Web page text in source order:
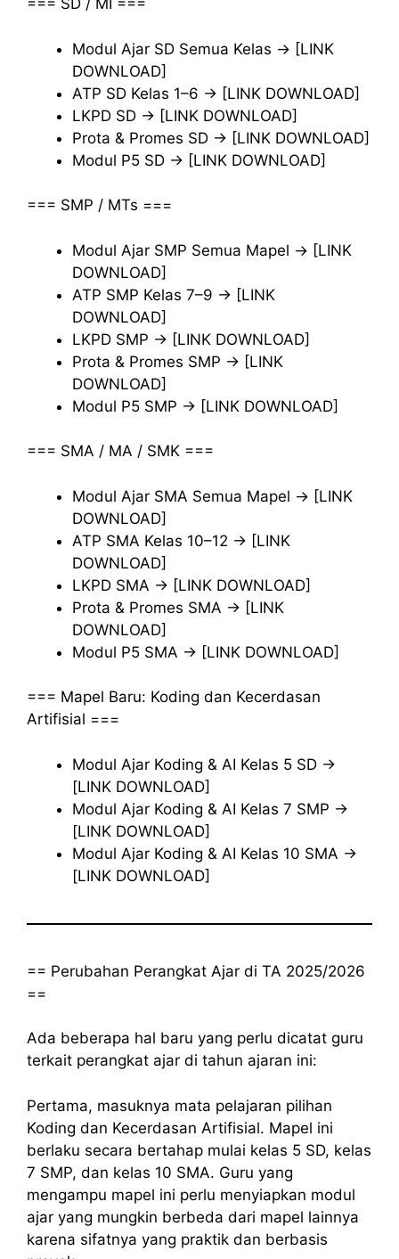
=== SD / MI ===
Modul Ajar SD Semua Kelas → [LINK
DOWNLOAD]
ATP SD Kelas 1–6 → [LINK DOWNLOAD]
LKPD SD → [LINK DOWNLOAD]
Prota & Promes SD → [LINK DOWNLOAD]
Modul P5 SD → [LINK DOWNLOAD]
=== SMP / MTs ===
Modul Ajar SMP Semua Mapel → [LINK
DOWNLOAD]
ATP SMP Kelas 7–9 → [LINK
DOWNLOAD]
LKPD SMP → [LINK DOWNLOAD]
Prota & Promes SMP → [LINK
DOWNLOAD]
Modul P5 SMP → [LINK DOWNLOAD]
=== SMA / MA / SMK ===
Modul Ajar SMA Semua Mapel → [LINK
DOWNLOAD]
ATP SMA Kelas 10–12 → [LINK
DOWNLOAD]
LKPD SMA → [LINK DOWNLOAD]
Prota & Promes SMA → [LINK
DOWNLOAD]
Modul P5 SMA → [LINK DOWNLOAD]
=== Mapel Baru: Koding dan Kecerdasan
Artifisial ===
Modul Ajar Koding & AI Kelas 5 SD →
[LINK DOWNLOAD]
Modul Ajar Koding & AI Kelas 7 SMP →
[LINK DOWNLOAD]
Modul Ajar Koding & AI Kelas 10 SMA →
[LINK DOWNLOAD]
== Perubahan Perangkat Ajar di TA 2025/2026
==
Ada beberapa hal baru yang perlu dicatat guru
terkait perangkat ajar di tahun ajaran ini:
Pertama, masuknya mata pelajaran pilihan
Koding dan Kecerdasan Artifisial. Mapel ini
berlaku secara bertahap mulai kelas 5 SD, kelas
7 SMP, dan kelas 10 SMA. Guru yang
mengampu mapel ini perlu menyiapkan modul
ajar yang mungkin berbeda dari mapel lainnya
karena sifatnya yang praktik dan berbasis